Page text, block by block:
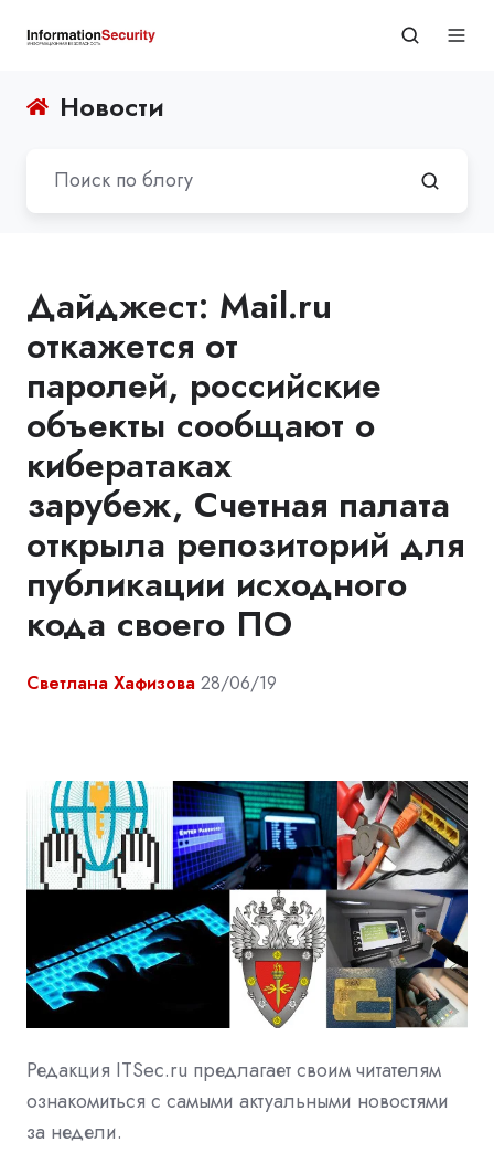
Новости
Дайджест: Mail.ru
откажется от
паролей, российские
объекты сообщают о
кибератаках
зарубеж, Счетная палата
открыла репозиторий для
публикации исходного
кода своего ПО
Светлана Хафизова 28/06/19
Редакция ITSec.ru предлагает своим читателям
ознакомиться с самыми актуальными новостями
за недели.